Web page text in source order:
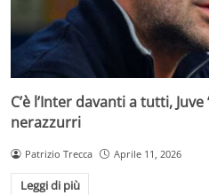
C’è l’Inter davanti a tutti,
nerazzurri
Patrizio Trecca Aprile 11, 2026
Leggi di più